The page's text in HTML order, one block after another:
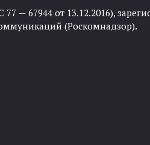
— 67944 от 13.12.2016),
(Роскомнадзор).